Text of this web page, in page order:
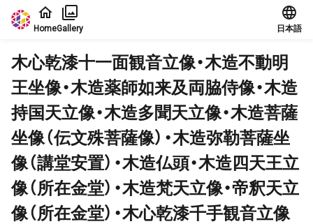
Jump to main content
HomeGallery 日本語
木心乾漆十一面観音立像・木造不動明
王坐像・木造薬師如来及両脇侍像・木造
持国天立像・木造多聞天立像・木造菩薩
坐像（伝文殊菩薩像）・木造弥勒菩薩坐
像（講堂安置）・木造仏頭・木造四天王立
像（所在金堂）・木造梵天立像・帝釈天立
像（所在金堂）・木心乾漆千手観音立像